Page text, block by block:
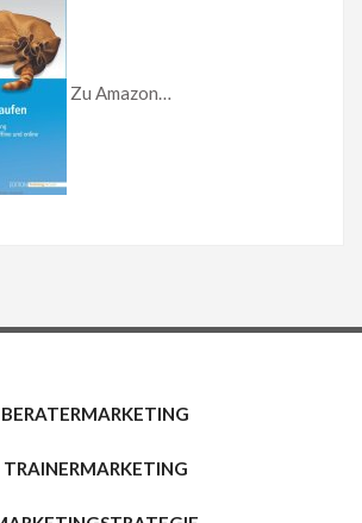
Zu Amazon…
BERATERMARKETING
TRAINERMARKETING